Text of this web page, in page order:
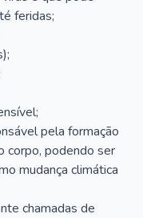
feridas;
pela formação
corpo, podendo ser
mudança climática
chamadas de